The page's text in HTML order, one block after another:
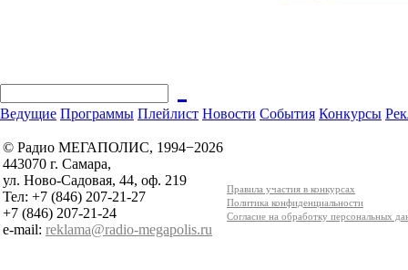
Ведущие Программы Плейлист Новости События Конкурсы
© Радио МЕГАПОЛИС, 1994−2026
443070 г. Самара,
ул. Ново-Садовая, 44, оф. 219
Тел: +7 (846) 207-21-27
+7 (846) 207-21-24
e-mail: reklama@radio-megapolis.ru
Правила участия в конкурсах
Политика конфиденциальности
Согласие на обработку персональных